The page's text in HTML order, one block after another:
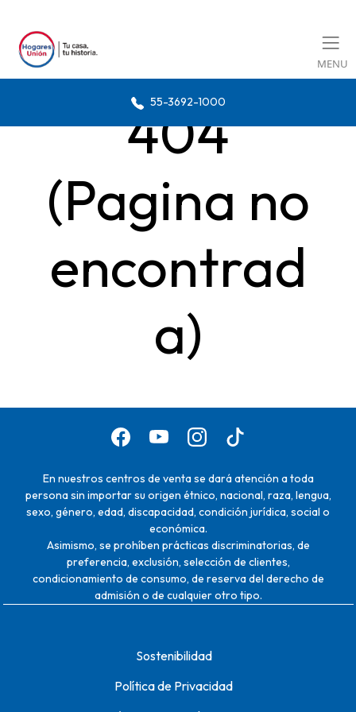
MENU
55-3692-1000
404
(Pagina no
encontrad
a)
En nuestros centros de venta se dará atención a toda
persona sin importar su origen étnico, nacional, raza, lengua,
sexo, género, edad, discapacidad, condición jurídica, social o
económica.
Asimismo, se prohíben prácticas discriminatorias, de
preferencia, exclusión, selección de clientes,
condicionamiento de consumo, de reserva del derecho de
admisión o de cualquier otro tipo.
Sostenibilidad
Política de Privacidad